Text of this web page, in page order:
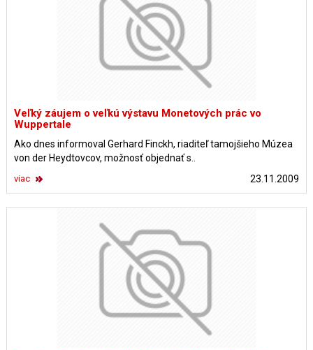
Veľký záujem o veľkú výstavu Monetových prác vo
Wuppertale
Ako dnes informoval Gerhard Finckh, riaditeľ tamojšieho Múzea
von der Heydtovcov, možnosť objednať s..
23.11.2009
viac